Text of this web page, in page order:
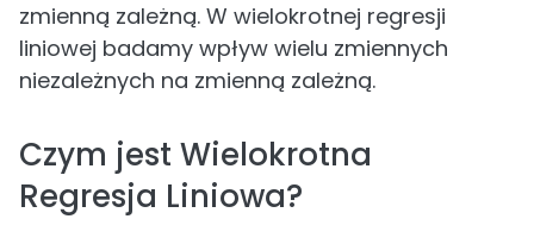
zmienną zależną. W wielokrotnej regresji
liniowej badamy wpływ wielu zmiennych
niezależnych na zmienną zależną.
Czym jest Wielokrotna
Regresja Liniowa?